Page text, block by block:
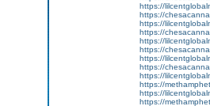
https://
https://
https://
https://
https://
https://
https://
https://
https://
https://
https://
https://